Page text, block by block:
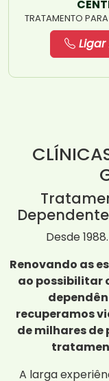
TRATAMENTO
Ligar
Desde 1988.
Renovando as
ao possibilitar
recuperamos
de milhares de
A larga